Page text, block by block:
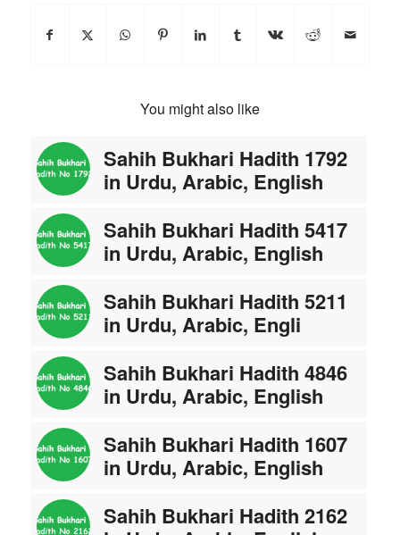
You might also like
Sahih Bukhari Hadith 1792
in Urdu, Arabic, English
Sahih Bukhari Hadith 5417
in Urdu, Arabic, English
Sahih Bukhari Hadith 5211
in Urdu, Arabic, Engli
Sahih Bukhari Hadith 4846
in Urdu, Arabic, English
Sahih Bukhari Hadith 1607
in Urdu, Arabic, English
Sahih Bukhari Hadith 2162